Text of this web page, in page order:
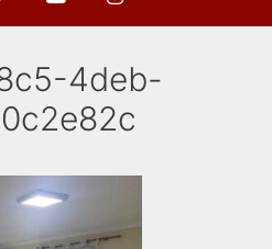
4deb-